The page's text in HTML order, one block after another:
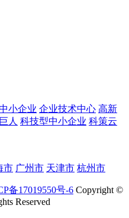
小企业 企业技术中心 高新
人 科技型中小企业 科策云
市 广州市 天津市 杭州市
备17019550号-6 Copyright ©
Reserved